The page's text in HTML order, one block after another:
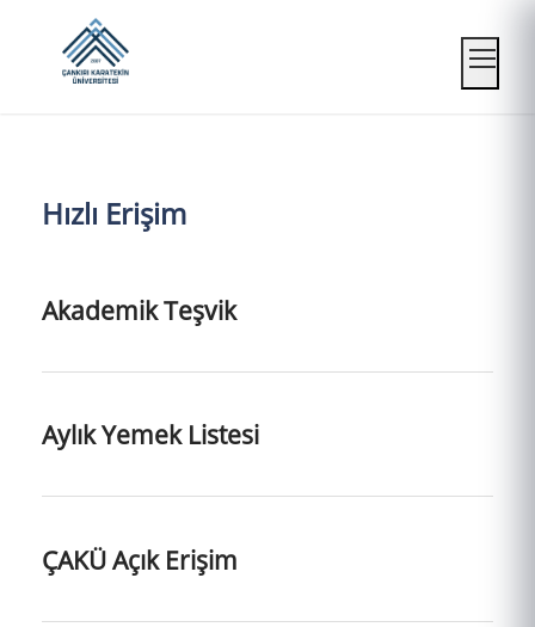
Mobil
Hızlı Erişim
Akademik Teşvik
Aylık Yemek Listesi
ÇAKÜ Açık Erişim